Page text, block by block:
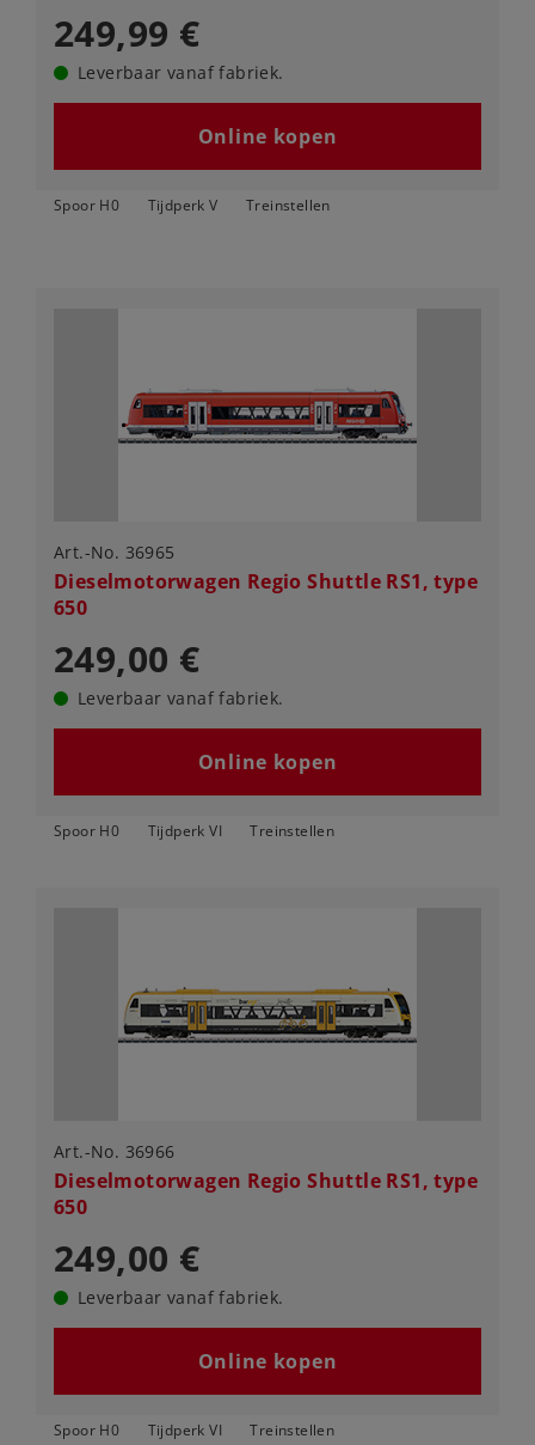
249,99 €
Leverbaar vanaf fabriek.
Online kopen
Spoor H0 Tijdperk V Treinstellen
Art.-No. 36965
Dieselmotorwagen Regio Shuttle RS1, type
650
249,00 €
Leverbaar vanaf fabriek.
Online kopen
Spoor H0 Tijdperk VI Treinstellen
Art.-No. 36966
Dieselmotorwagen Regio Shuttle RS1, type
650
249,00 €
Leverbaar vanaf fabriek.
Online kopen
Spoor H0 Tijdperk VI Treinstellen